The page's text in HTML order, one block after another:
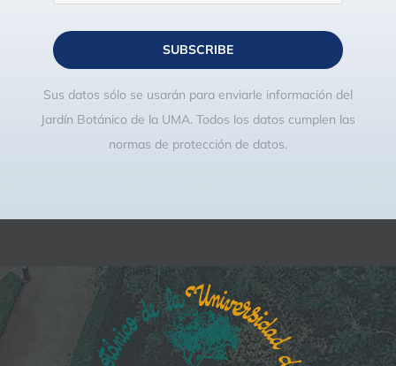
SUBSCRIBE
Sus datos sólo se usarán para enviarle información del
Jardín Botánico de la UMA. Todos los datos cumplen las
normas de protección de datos.